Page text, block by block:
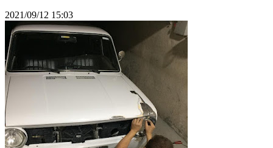
2021/09/12 15:03